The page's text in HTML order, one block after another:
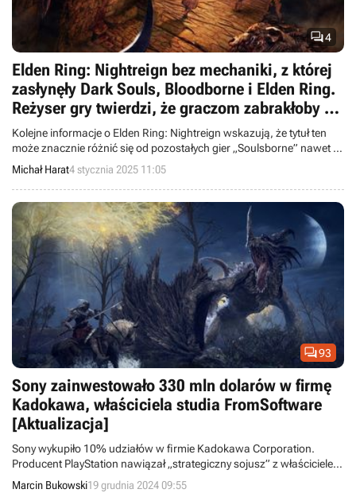
4
Elden Ring: Nightreign bez mechaniki, z której
zasłynęły Dark Souls, Bloodborne i Elden Ring.
Reżyser gry twierdzi, że graczom zabrakłoby na
to czasu
Kolejne informacje o Elden Ring: Nightreign wskazują, że tytuł ten
może znacznie różnić się od pozostałych gier „Soulsborne” nawet w
niektórych kluczowych dla serii mechanikach.
Michał Harat4 stycznia 2025 11:05
93
Sony zainwestowało 330 mln dolarów w firmę
Kadokawa, właściciela studia FromSoftware
[Aktualizacja]
Sony wykupiło 10% udziałów w firmie Kadokawa Corporation.
Producent PlayStation nawiązał „strategiczny sojusz” z właścicielem
twórców Dark Souls i Elden Ring.
Marcin Bukowski19 grudnia 2024 09:55